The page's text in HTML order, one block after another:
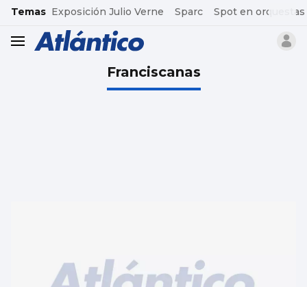
common.go-to-content
Temas Exposición Julio Verne Sparc Spot en orquestas
header.menu.open
Franciscanas